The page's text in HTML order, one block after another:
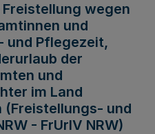
wegen
und
und Pflegezeit,
der
und
im Land
(Freistellungs- und
- FrUrlV NRW)